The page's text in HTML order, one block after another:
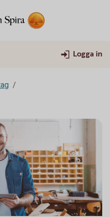
Logga in